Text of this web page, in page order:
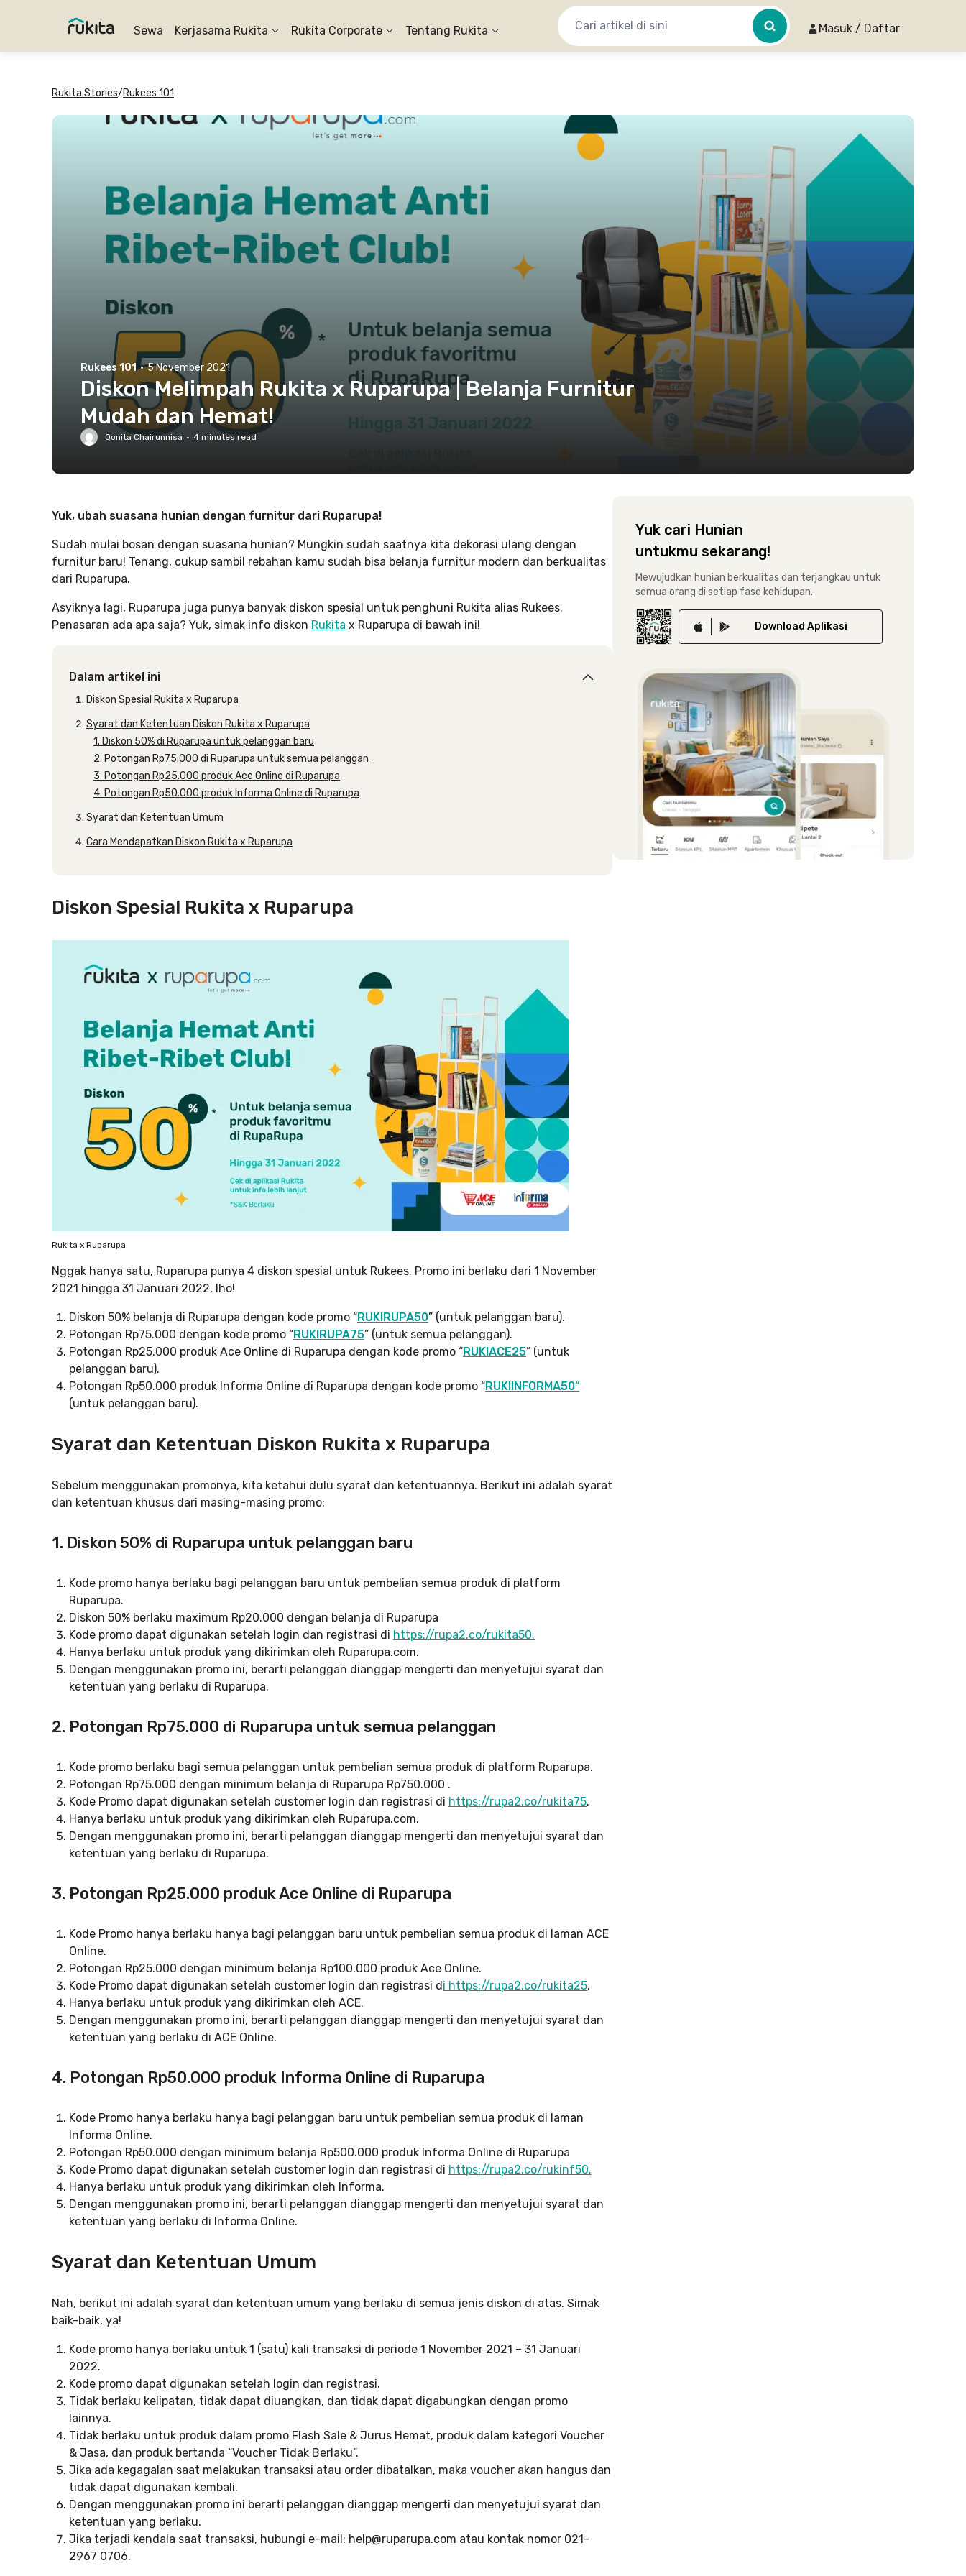
Sewa Kerjasama Rukita Rukita Corporate Tentang Rukita Masuk / Daftar
Rukita Stories/Rukees 101
Rukees 101 · 5 November 2021
Diskon Melimpah Rukita x Ruparupa | Belanja Furnitur
Mudah dan Hemat!
Qonita Chairunnisa · 4 minutes read
Yuk, ubah suasana hunian dengan furnitur dari Ruparupa!
Sudah mulai bosan dengan suasana hunian? Mungkin sudah saatnya kita dekorasi ulang dengan
furnitur baru! Tenang, cukup sambil rebahan kamu sudah bisa belanja furnitur modern dan berkualitas
dari Ruparupa.
Asyiknya lagi, Ruparupa juga punya banyak diskon spesial untuk penghuni Rukita alias Rukees.
Penasaran ada apa saja? Yuk, simak info diskon Rukita x Ruparupa di bawah ini!
Dalam artikel ini
Diskon Spesial Rukita x Ruparupa
Syarat dan Ketentuan Diskon Rukita x Ruparupa
1. Diskon 50% di Ruparupa untuk pelanggan baru
2. Potongan Rp75.000 di Ruparupa untuk semua pelanggan
3. Potongan Rp25.000 produk Ace Online di Ruparupa
4. Potongan Rp50.000 produk Informa Online di Ruparupa
Syarat dan Ketentuan Umum
Cara Mendapatkan Diskon Rukita x Ruparupa
Diskon Spesial Rukita x Ruparupa
Rukita x Ruparupa
Nggak hanya satu, Ruparupa punya 4 diskon spesial untuk Rukees. Promo ini berlaku dari 1 November
2021 hingga 31 Januari 2022, lho!
Diskon 50% belanja di Ruparupa dengan kode promo “RUKIRUPA50” (untuk pelanggan baru).
Potongan Rp75.000 dengan kode promo “RUKIRUPA75” (untuk semua pelanggan).
Potongan Rp25.000 produk Ace Online di Ruparupa dengan kode promo “RUKIACE25” (untuk
pelanggan baru).
Potongan Rp50.000 produk Informa Online di Ruparupa dengan kode promo “RUKIINFORMA50“
(untuk pelanggan baru).
Syarat dan Ketentuan Diskon Rukita x Ruparupa
Sebelum menggunakan promonya, kita ketahui dulu syarat dan ketentuannya. Berikut ini adalah syarat
dan ketentuan khusus dari masing-masing promo:
1. Diskon 50% di Ruparupa untuk pelanggan baru
Kode promo hanya berlaku bagi pelanggan baru untuk pembelian semua produk di platform
Ruparupa.
Diskon 50% berlaku maximum Rp20.000 dengan belanja di Ruparupa
Kode promo dapat digunakan setelah login dan registrasi di https://rupa2.co/rukita50.
Hanya berlaku untuk produk yang dikirimkan oleh Ruparupa.com.
Dengan menggunakan promo ini, berarti pelanggan dianggap mengerti dan menyetujui syarat dan
ketentuan yang berlaku di Ruparupa.
2. Potongan Rp75.000 di Ruparupa untuk semua pelanggan
Kode promo berlaku bagi semua pelanggan untuk pembelian semua produk di platform Ruparupa.
Potongan Rp75.000 dengan minimum belanja di Ruparupa Rp750.000 .
Kode Promo dapat digunakan setelah customer login dan registrasi di https://rupa2.co/rukita75.
Hanya berlaku untuk produk yang dikirimkan oleh Ruparupa.com.
Dengan menggunakan promo ini, berarti pelanggan dianggap mengerti dan menyetujui syarat dan
ketentuan yang berlaku di Ruparupa.
3. Potongan Rp25.000 produk Ace Online di Ruparupa
Kode Promo hanya berlaku hanya bagi pelanggan baru untuk pembelian semua produk di laman ACE
Online.
Potongan Rp25.000 dengan minimum belanja Rp100.000 produk Ace Online.
Kode Promo dapat digunakan setelah customer login dan registrasi di https://rupa2.co/rukita25.
Hanya berlaku untuk produk yang dikirimkan oleh ACE.
Dengan menggunakan promo ini, berarti pelanggan dianggap mengerti dan menyetujui syarat dan
ketentuan yang berlaku di ACE Online.
4. Potongan Rp50.000 produk Informa Online di Ruparupa
Kode Promo hanya berlaku hanya bagi pelanggan baru untuk pembelian semua produk di laman
Informa Online.
Potongan Rp50.000 dengan minimum belanja Rp500.000 produk Informa Online di Ruparupa
Kode Promo dapat digunakan setelah customer login dan registrasi di https://rupa2.co/rukinf50.
Hanya berlaku untuk produk yang dikirimkan oleh Informa.
Dengan menggunakan promo ini, berarti pelanggan dianggap mengerti dan menyetujui syarat dan
ketentuan yang berlaku di Informa Online.
Syarat dan Ketentuan Umum
Nah, berikut ini adalah syarat dan ketentuan umum yang berlaku di semua jenis diskon di atas. Simak
baik-baik, ya!
Kode promo hanya berlaku untuk 1 (satu) kali transaksi di periode 1 November 2021 – 31 Januari
2022.
Kode promo dapat digunakan setelah login dan registrasi.
Tidak berlaku kelipatan, tidak dapat diuangkan, dan tidak dapat digabungkan dengan promo
lainnya.
Tidak berlaku untuk produk dalam promo Flash Sale & Jurus Hemat, produk dalam kategori Voucher
& Jasa, dan produk bertanda “Voucher Tidak Berlaku”.
Jika ada kegagalan saat melakukan transaksi atau order dibatalkan, maka voucher akan hangus dan
tidak dapat digunakan kembali.
Dengan menggunakan promo ini berarti pelanggan dianggap mengerti dan menyetujui syarat dan
ketentuan yang berlaku.
Jika terjadi kendala saat transaksi, hubungi e-mail: help@ruparupa.com atau kontak nomor 021-
2967 0706.
Yuk cari Hunian
untukmu sekarang!
Mewujudkan hunian berkualitas dan terjangkau untuk
semua orang di setiap fase kehidupan.
Download Aplikasi